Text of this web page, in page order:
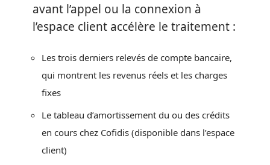
avant l’appel ou la connexion à
l’espace client accélère le traitement :
Les trois derniers relevés de compte bancaire,
qui montrent les revenus réels et les charges
fixes
Le tableau d’amortissement du ou des crédits
en cours chez Cofidis (disponible dans l’espace
client)